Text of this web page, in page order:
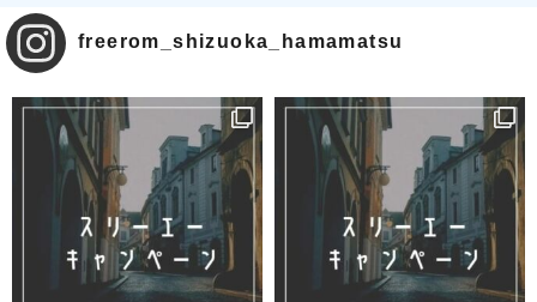
freerom_shizuoka_hamamatsu